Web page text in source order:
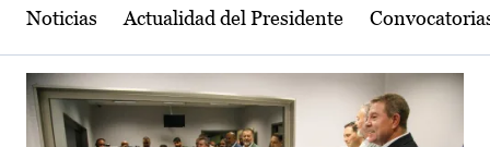
Noticias Actualidad del Presidente